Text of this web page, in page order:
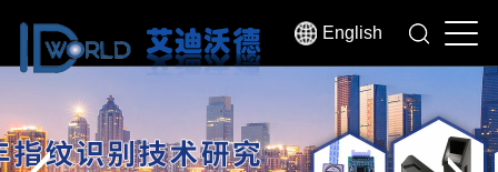
English